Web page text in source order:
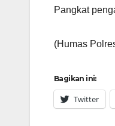
Pangkat
(Humas
Bagikan ini:
Twitter